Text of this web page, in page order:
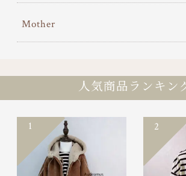
Mother
人気商品ランキン
1 2